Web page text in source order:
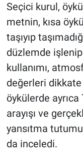
Seçici kurul,
metnin, kısa
taşıyıp
düzlemde işlenip
kullanımı,
değerleri dikkate
öykülerde ayrıca
arayışı ve
yansıtma
da inceledi.